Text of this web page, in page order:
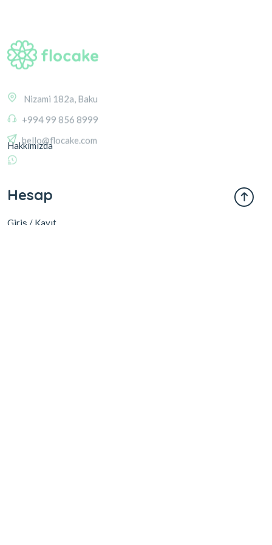
+994 99 856 8999
Hakkımızda
Hesap
Giriş / Kayıt